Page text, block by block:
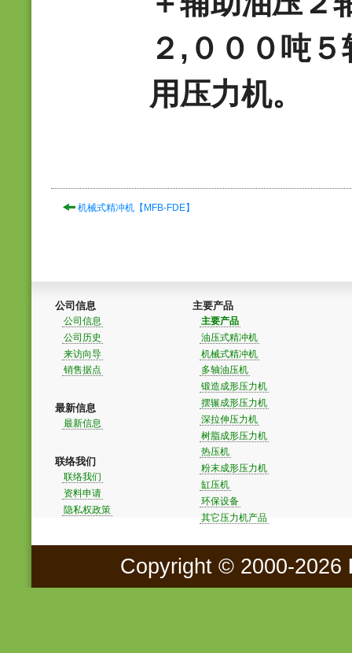
２,０００吨
用压力机。
机械式精冲机【MFB-FDE】
公司信息
公司信息
公司历史
来访向导
销售据点
最新信息
最新信息
联络我们
联络我们
资料申请
隐私权政策
主要产品
主要产品
油压式精冲机
机械式精冲机
多轴油压机
锻造成形压力机
摆辗成形压力机
深拉伸压力机
树脂成形压力机
热压机
粉末成形压力机
缸压机
环保设备
其它压力机产品
Copyright © 2000-2026